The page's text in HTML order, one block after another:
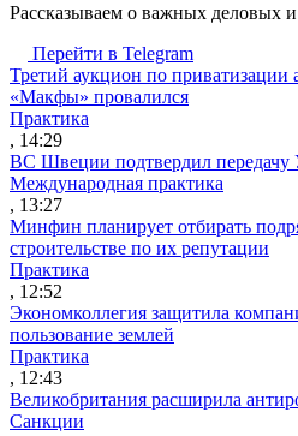
Рассказываем о важных деловых
Перейти в Telegram
Третий аукцион по приватизации
«Макфы» провалился
Практика
, 14:29
ВС Швеции подтвердил передачу
Международная практика
, 13:27
Минфин планирует отбирать
строительстве по их репутации
Практика
, 12:52
Экономколлегия защитила
пользование землей
Практика
, 12:43
Великобритания расширила
Санкции